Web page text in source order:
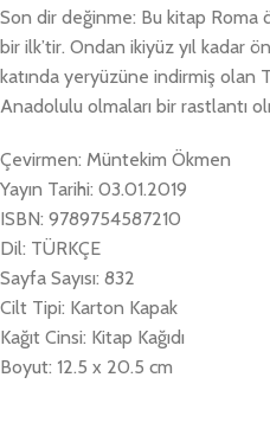
Son dir değinme: Bu kitap Roma
bir ilk’tir. Ondan ikiyüz yıl kadar
katında yeryüzüne indirmiş olan
Anadolulu olmaları bir rastlantı
Çevirmen: Müntekim Ökmen
Yayın Tarihi: 03.01.2019
ISBN: 9789754587210
Dil: TÜRKÇE
Sayfa Sayısı: 832
Cilt Tipi: Karton Kapak
Kağıt Cinsi: Kitap Kağıdı
Boyut: 12.5 x 20.5 cm